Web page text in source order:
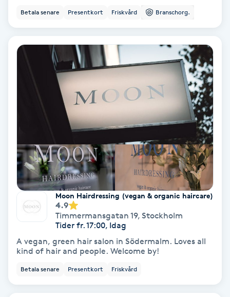
Vinyasa Yoga
Yin Yoga
Yoga
Yoga Nidra
Yogamassage
Betala senare Presentkort Friskvård Branschorg.
Moon Hairdressing (vegan & organic haircare)
4.9
Timmermansgatan 19, Stockholm
Tider fr. 17:00, Idag
A vegan, green hair salon in Södermalm. Loves all
kind of hair and people. Welcome by!
Betala senare Presentkort Friskvård